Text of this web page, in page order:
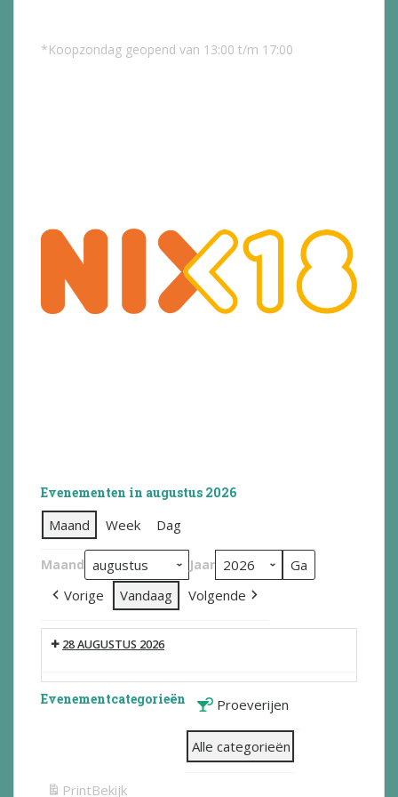
*Koopzondag geopend van 13:00 t/m 17:00
Evenementen in augustus 2026
Maand Week Dag
Maand Jaar
Vorige Vandaag Volgende
28 AUGUSTUS 2026
Evenementcategorieën Proeverijen
Alle categorieën
PrintBekijk